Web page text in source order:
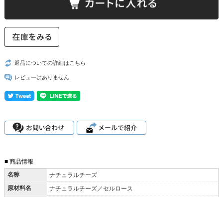
返品についての詳細はこちら
レビューはありません
■ 商品情報
名称
ナチュラルチーズ
原材料名
ナチュラルチーズ／セルロース